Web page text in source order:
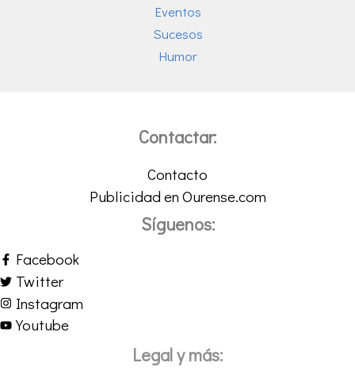
Eventos
Sucesos
Humor
Contactar:
Contacto
Publicidad en Ourense.com
Síguenos:
Facebook
Twitter
Instagram
Youtube
Legal y más: